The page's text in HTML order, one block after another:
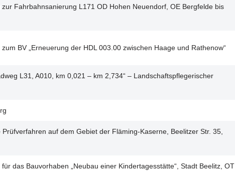
Fahrbahnsanierung L171 OD Hohen Neuendorf, OE Bergfelde bis
BV „Erneuerung der HDL 003.00 zwischen Haage und Rathenow“
L31, A010, km 0,021 – km 2,734“ – Landschaftspflegerischer
auf dem Gebiet der Fläming-Kaserne, Beelitzer Str. 35,
das Bauvorhaben „Neubau einer Kindertagesstätte“, Stadt Beelitz, OT